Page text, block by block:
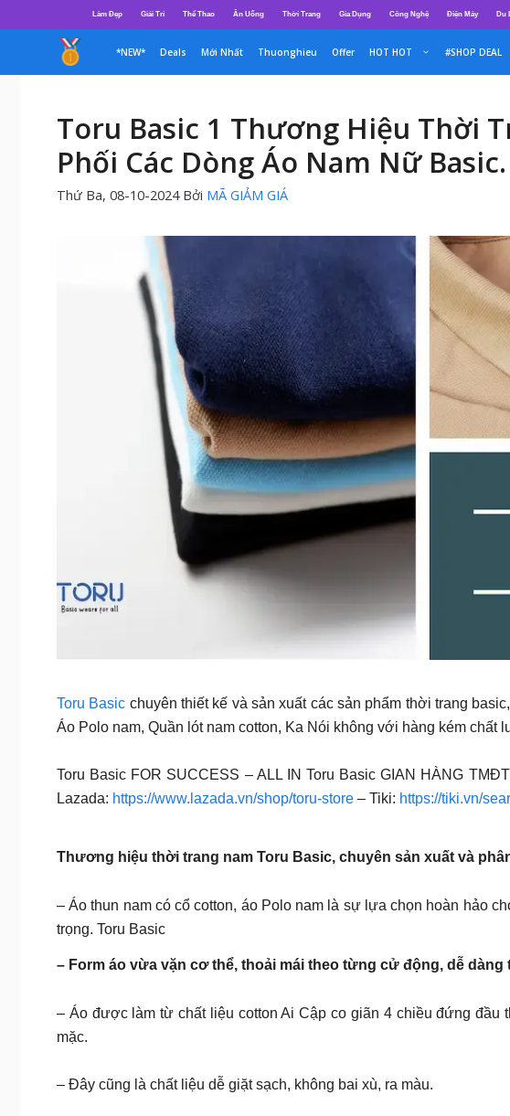
đến
dung
Làm Đẹp Giải Trí Thể Thao Ăn Uống Thời Trang Gia Dụng Công Nghệ Điện Máy Du
*NEW* Deals Mới Nhất Thuonghieu Offer HOT HOT #SHOP DEAL
Toru Basic 1 Thương Hiệu Thời
Phối Các Dòng Áo Nam Nữ Basic.
Thứ Ba, 08-10-2024 Bởi MÃ GIẢM GIÁ
Toru Basic chuyên thiết kế và sản xuất các sản phẩm thời trang
Áo Polo nam, Quần lót nam cotton, Ka Nói không với hàng kém
Toru Basic FOR SUCCESS – ALL IN Toru Basic GIAN HÀNG
Lazada: https://www.lazada.vn/shop/toru-store – Tiki: https://tiki.vn/
Thương hiệu thời trang nam Toru Basic, chuyên sản xuất và
– Áo thun nam có cổ cotton, áo Polo nam là sự lựa chọn hoàn hảo
trọng. Toru Basic
– Form áo vừa vặn cơ thể, thoải mái theo từng cử động, dễ
– Áo được làm từ chất liệu cotton Ai Cập co giãn 4 chiều đứng đầu
mặc.
– Đây cũng là chất liệu dễ giặt sạch, không bai xù, ra màu.